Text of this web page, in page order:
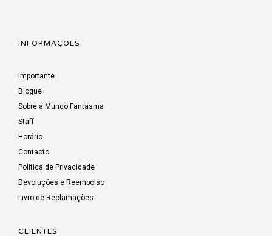
INFORMAÇÕES
Importante
Blogue
Sobre a Mundo Fantasma
Staff
Horário
Contacto
Política de Privacidade
Devoluções e Reembolso
Livro de Reclamações
CLIENTES